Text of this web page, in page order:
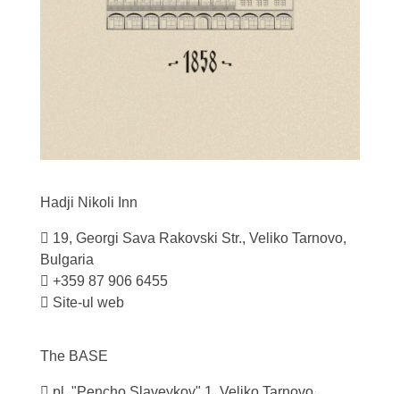
Hadji Nikoli Inn
19, Georgi Sava Rakovski Str., Veliko Tarnovo,
Bulgaria
+359 87 906 6455
Site-ul web
The BASE